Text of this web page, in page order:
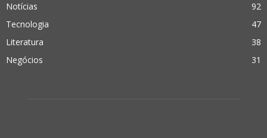
Notícias
92
Tecnologia
47
Literatura
38
Negócios
31